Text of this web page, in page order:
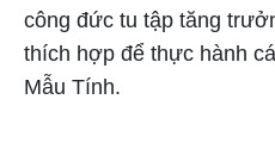
công đức tu tập tăng
thích hợp để thực hành